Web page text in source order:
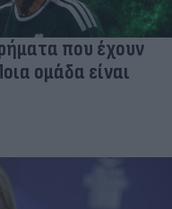
που έχουν
ομάδα είναι